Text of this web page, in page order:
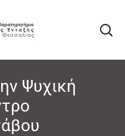
Ψυχική